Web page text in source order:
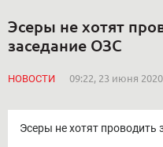
Эсеры не хотят
заседание ОЗС
НОВОСТИ 09:22, 23 июня 2020
Эсеры не хотят проводить